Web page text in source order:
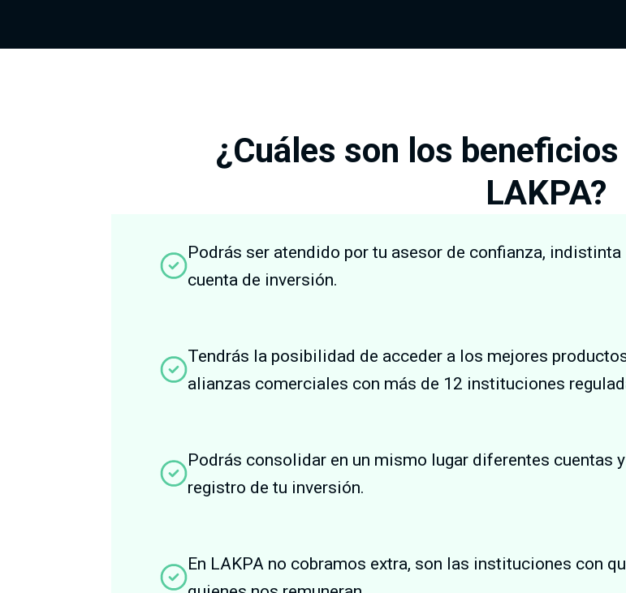
¿Cuáles son los
LAKPA?
Podrás ser atendido por tu asesor de confianza,
cuenta de inversión.
Tendrás la posibilidad de acceder a los mejores
alianzas comerciales con más de 12 instituciones
Podrás consolidar en un mismo lugar diferentes cuentas
registro de tu inversión.
En LAKPA no cobramos extra, son las instituciones con